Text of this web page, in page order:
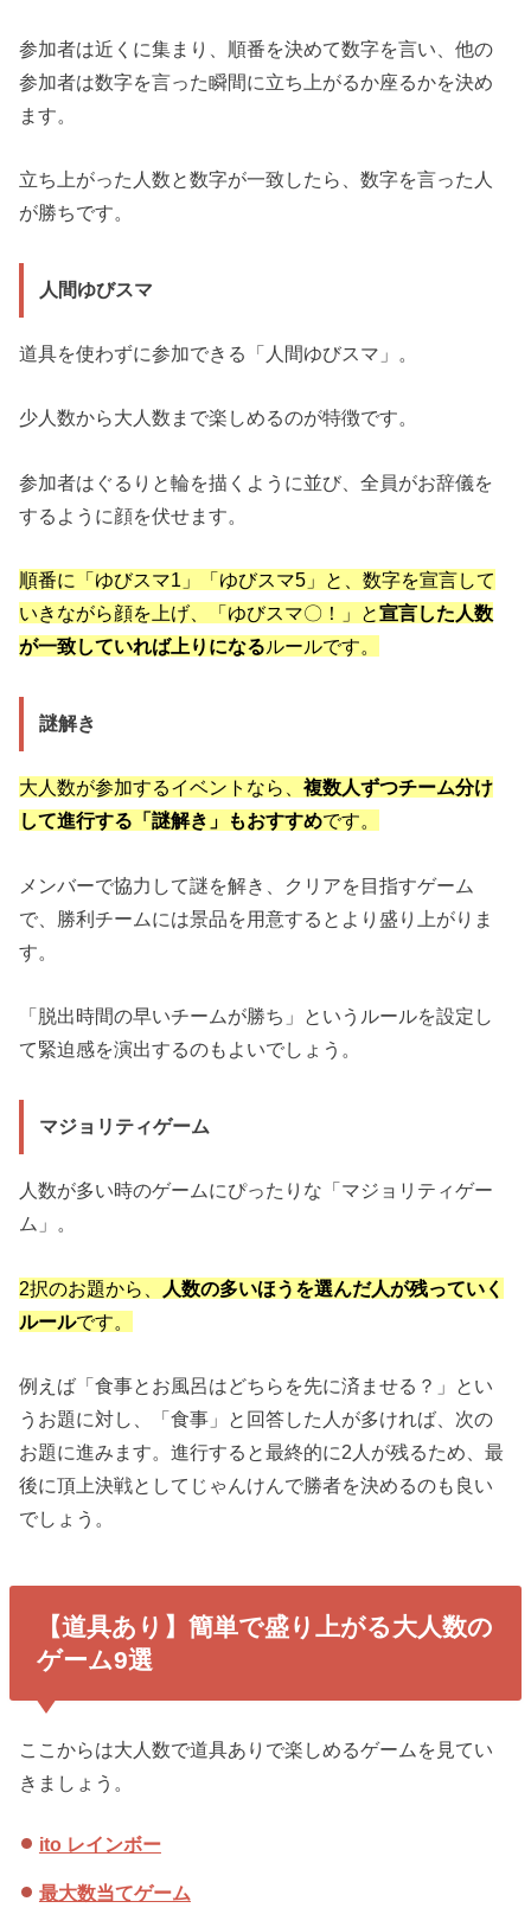
参加者は近くに集まり、順番を決めて数字を言い、他の
参加者は数字を言った瞬間に立ち上がるか座るかを決め
ます。
立ち上がった人数と数字が一致したら、数字を言った人
が勝ちです。
人間ゆびスマ
道具を使わずに参加できる「人間ゆびスマ」。
少人数から大人数まで楽しめるのが特徴です。
参加者はぐるりと輪を描くように並び、全員がお辞儀を
するように顔を伏せます。
順番に「ゆびスマ1」「ゆびスマ5」と、数字を宣言して
いきながら顔を上げ、「ゆびスマ〇！」と宣言した人数
が一致していれば上りになるルールです。
謎解き
大人数が参加するイベントなら、複数人ずつチーム分け
して進行する「謎解き」もおすすめです。
メンバーで協力して謎を解き、クリアを目指すゲーム
で、勝利チームには景品を用意するとより盛り上がりま
す。
「脱出時間の早いチームが勝ち」というルールを設定し
て緊迫感を演出するのもよいでしょう。
マジョリティゲーム
人数が多い時のゲームにぴったりな「マジョリティゲー
ム」。
2択のお題から、
人数の多いほうを選んだ人が残っていく
ルールです。
例えば「食事とお風呂はどちらを先に済ませる？」とい
うお題に対し、「食事」と回答した人が多ければ、次の
お題に進みます。進行すると最終的に2人が残るため、最
後に頂上決戦としてじゃんけんで勝者を決めるのも良い
でしょう。
【道具あり】簡単で盛り上がる大人数の
ゲーム9選
ここからは大人数で道具ありで楽しめるゲームを見てい
きましょう。
ito レインボー
最大数当てゲーム